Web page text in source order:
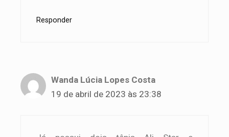
Responder
Wanda Lúcia Lopes Costa
19 de abril de 2023 às 23:38